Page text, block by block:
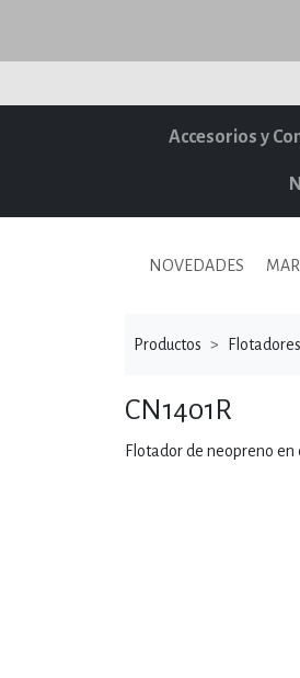
Accesorios y
NOVEDADES
Productos Flotadores
CN1401R
Flotador de neopreno